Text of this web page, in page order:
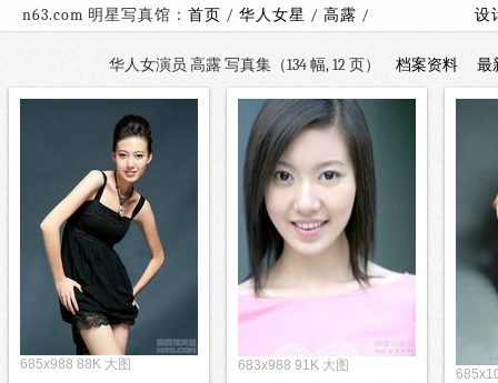
n63.com 明星写真馆： 首页 / 华人女星 / 高露 / 设
华人女演员 高露 写真集（134 幅, 12 页） 档案资料 最
685x988 88K 大图 683x988 91K 大图